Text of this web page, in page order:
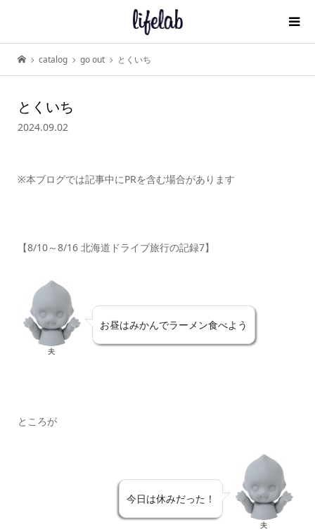
catalog go out とくいち
とくいち
2024.09.02
※本ブログでは記事中にPRを含む場合があります
【8/10～8/16 北海道ドライブ旅行の記録7】
夫
お昼はみかんでラーメン食べよう
ところが
今日は休みだった！
夫